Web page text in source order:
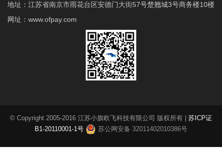
地址：江苏省南京市雨花台区安德门大街57号楚翘城3号商务楼10楼
网址：www.ofpay.com
© Copyright 2005-2016 江苏小旗欧飞科技有限公司 版权所有 | 苏ICP证
B1-20110001-1号
苏公网安备 32011402010386号